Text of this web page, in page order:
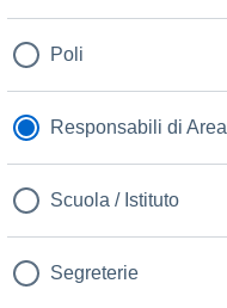
Poli
Responsabili di Area
Scuola / Istituto
Segreterie